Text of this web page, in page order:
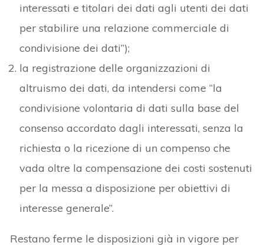
interessati e titolari dei dati agli utenti dei dati
per stabilire una relazione commerciale di
condivisione dei dati”);
la registrazione delle organizzazioni di
altruismo dei dati, da intendersi come “la
condivisione volontaria di dati sulla base del
consenso accordato dagli interessati, senza la
richiesta o la ricezione di un compenso che
vada oltre la compensazione dei costi sostenuti
per la messa a disposizione per obiettivi di
interesse generale”.
Restano ferme le disposizioni già in vigore per